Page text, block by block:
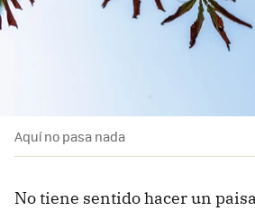
Aquí no pasa nada
No tiene sentido hacer un